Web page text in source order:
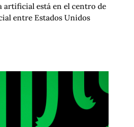
artificial está en el centro de
entre Estados Unidos